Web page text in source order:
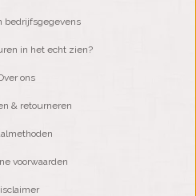
bedrijfsgegevens
in het echt zien?
ons
& retourneren
voorwaarden